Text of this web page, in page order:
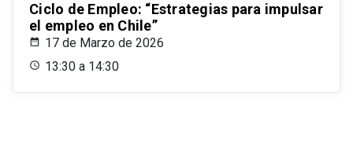
Ciclo de Empleo: “Estrategias para impulsar
el empleo en Chile”
17 de Marzo de 2026
13:30 a 14:30